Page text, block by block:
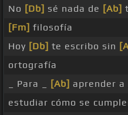
No [Db] sé nada de [Ab]
[Fm] filosofía
Hoy [Db] te escribo sin
ortografía
_ Para _
[Ab] aprender a
estudiar cómo se